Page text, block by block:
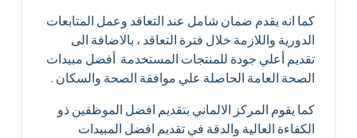
كما انه يقدم ضمان شامل عند التعاقد وعمل المتابعات
الدورية واللازمة خلال فترة التعاقد ، بالاضافة الى
تقديم أعلي جودة للمنتجات المستخدمة أفضل مبيدات
الصحة العامة الحاصلة علي موافقة الصحة والسكان .
كما يقوم المركز الالماني بتقديم افضل الموظفين ذو
الكفاءة العالية والدقة في تقديم افضل المبيدات